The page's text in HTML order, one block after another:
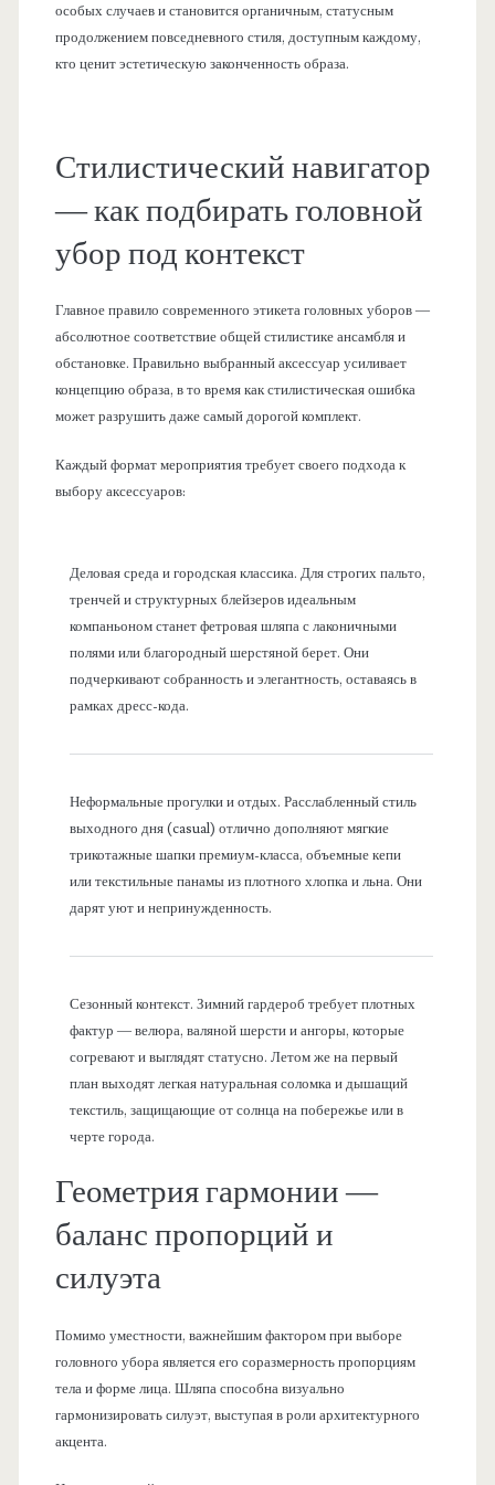
особых случаев и становится органичным, статусным
продолжением повседневного стиля, доступным каждому,
кто ценит эстетическую законченность образа.
Стилистический навигатор
— как подбирать головной
убор под контекст
Главное правило современного этикета головных уборов —
абсолютное соответствие общей стилистике ансамбля и
обстановке. Правильно выбранный аксессуар усиливает
концепцию образа, в то время как стилистическая ошибка
может разрушить даже самый дорогой комплект.
Каждый формат мероприятия требует своего подхода к
выбору аксессуаров:
Деловая среда и городская классика. Для строгих пальто,
тренчей и структурных блейзеров идеальным
компаньоном станет фетровая шляпа с лаконичными
полями или благородный шерстяной берет. Они
подчеркивают собранность и элегантность, оставаясь в
рамках дресс-кода.
Неформальные прогулки и отдых. Расслабленный стиль
выходного дня (casual) отлично дополняют мягкие
трикотажные шапки премиум-класса, объемные кепи
или текстильные панамы из плотного хлопка и льна. Они
дарят уют и непринужденность.
Сезонный контекст. Зимний гардероб требует плотных
фактур — велюра, валяной шерсти и ангоры, которые
согревают и выглядят статусно. Летом же на первый
план выходят легкая натуральная соломка и дышащий
текстиль, защищающие от солнца на побережье или в
черте города.
Геометрия гармонии —
баланс пропорций и
силуэта
Помимо уместности, важнейшим фактором при выборе
головного убора является его соразмерность пропорциям
тела и форме лица. Шляпа способна визуально
гармонизировать силуэт, выступая в роли архитектурного
акцента.